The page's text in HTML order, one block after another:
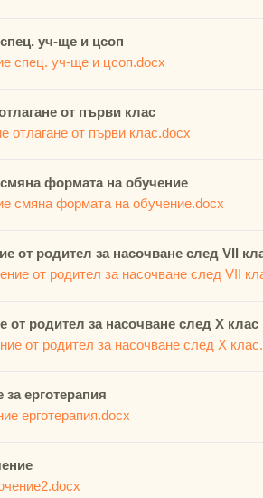
уч-ще и цсоп
спец. уч-ще и цсоп.docx
от първи клас
от първи клас.docx
формата на обучение
смяна формата на обучение.docx
от родител за насочване след VІІ
от родител за насочване след VІІ
родител за насочване след Х клас
от родител за насочване след Х
ерготерапия
ерготерапия.docx